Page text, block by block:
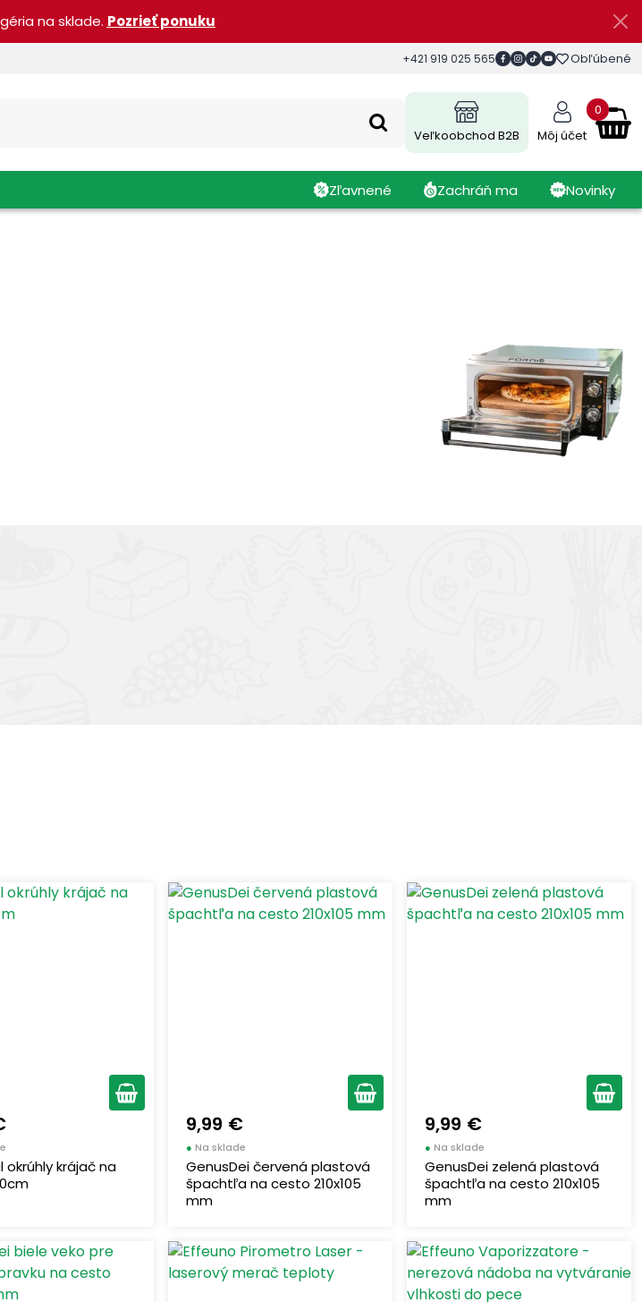
na sklade. Pozrieť ponuku
+421 919 025 565 Obľúbené
Veľkoobchod B2B Môj účet
0
Zľavnené Zachráň ma Novinky
okrúhly krájač na
9,99 €
● Na sklade
GenusDei červená plastová
špachtľa na cesto 210x105
mm
9,99 €
● Na sklade
GenusDei zelená plastová
špachtľa na cesto 210x105
mm